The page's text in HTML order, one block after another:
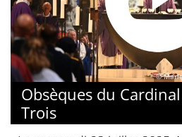
©
Obsèques du
Trois